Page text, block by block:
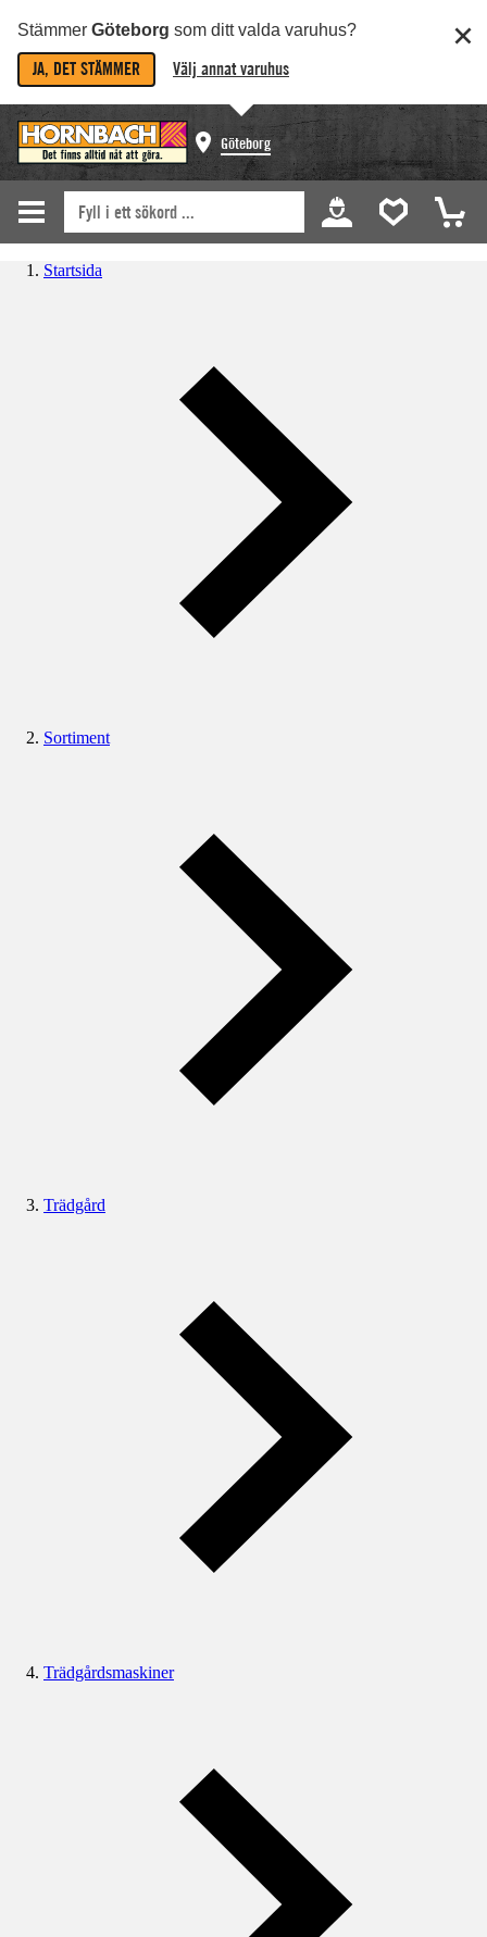
Stämmer Göteborg som ditt valda varuhus?
JA, DET STÄMMER Välj annat varuhus
Göteborg
Startsida
Sortiment
Trädgård
Trädgårdsmaskiner